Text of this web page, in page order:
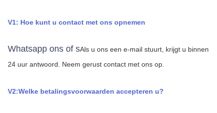
V1: Hoe kunt u contact met ons opnemen
Whatsapp ons of sAls u ons een e-mail stuurt, krijgt u binnen
24 uur antwoord.
Neem gerust contact met ons op.
V2:Welke betalingsvoorwaarden accepteren u?